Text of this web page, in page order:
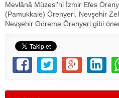
Mevlânâ Müzesi'ni İzmir Efes
(Pamukkale) Örenyeri, Nevşehir
Nevşehir Göreme Örenyeri gibi